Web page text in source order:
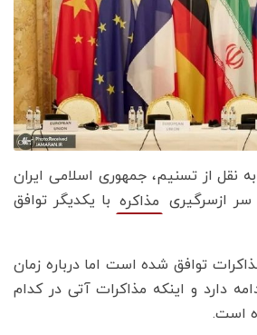
نقل از تسنیم، جمهوری اسلامی ایران
سر ازسرگیری مذاکره با یکدیگر توافق
توافق شده است اما درباره زمان
دارد و اینکه مذاکرات آتی در ‌کدام
است.